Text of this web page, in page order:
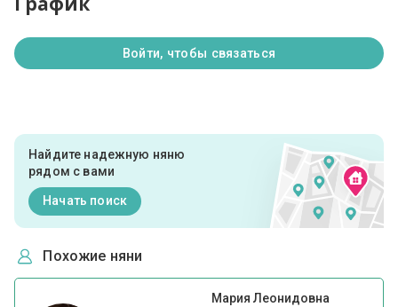
Войти, чтобы связаться
Найдите надежную няню
рядом с вами
Начать поиск
Похожие няни
Мария Леонидовна